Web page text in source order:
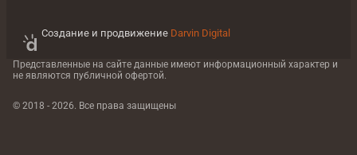
Создание и продвижение Darvin Digital
Представленные на сайте данные имеют информационный характер и
не являются публичной офертой.
© 2018 - 2026. Все права защищены